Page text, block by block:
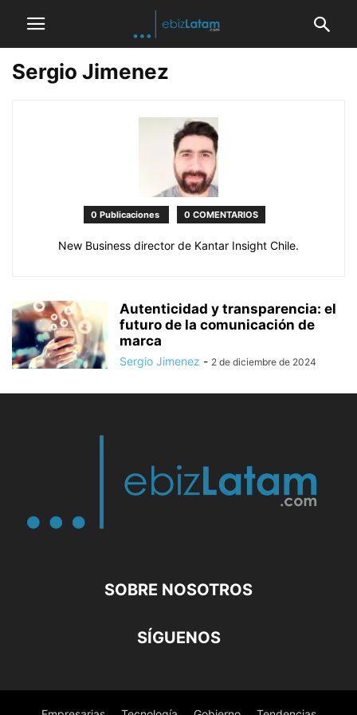
Sergio Jimenez
0 Publicaciones 0 COMENTARIOS
New Business director de Kantar Insight Chile.
Autenticidad y transparencia: el
futuro de la comunicación de
marca
Sergio Jimenez - 2 de diciembre de 2024
SOBRE NOSOTROS
SÍGUENOS